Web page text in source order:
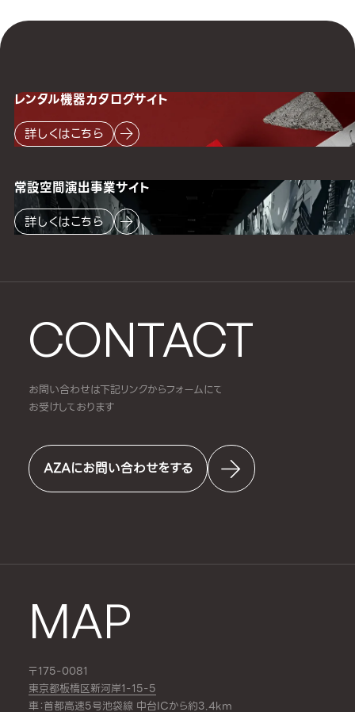
CONTACT
お問い合わせは下記リンクからフォームにて
お受けしております
AZAにお問い合わせをする
MAP
〒175-0081
東京都板橋区新河岸1-15-5
車：首都高速5号池袋線 中台ICから約3.4km
レンタル機器カタログサイト
詳しくはこちら
常設空間演出事業サイト
詳しくはこちら